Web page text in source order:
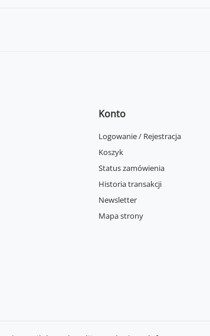
Konto
Logowanie / Rejestracja
Koszyk
Status zamówienia
Historia transakcji
Newsletter
Mapa strony